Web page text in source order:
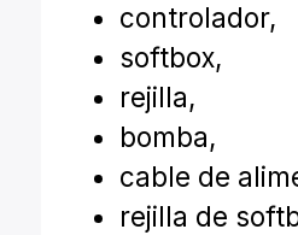
controlador,
softbox,
rejilla,
bomba,
cable de
rejilla de